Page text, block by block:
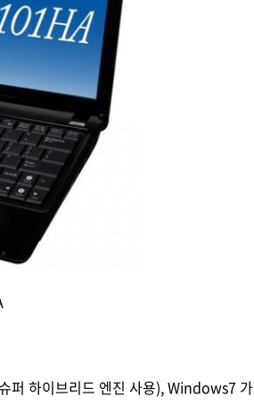
퍼 하이브리드 엔진 사용), Windows7 가